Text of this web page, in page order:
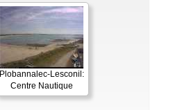
Plobannalec-Lesconil:
Centre Nautique